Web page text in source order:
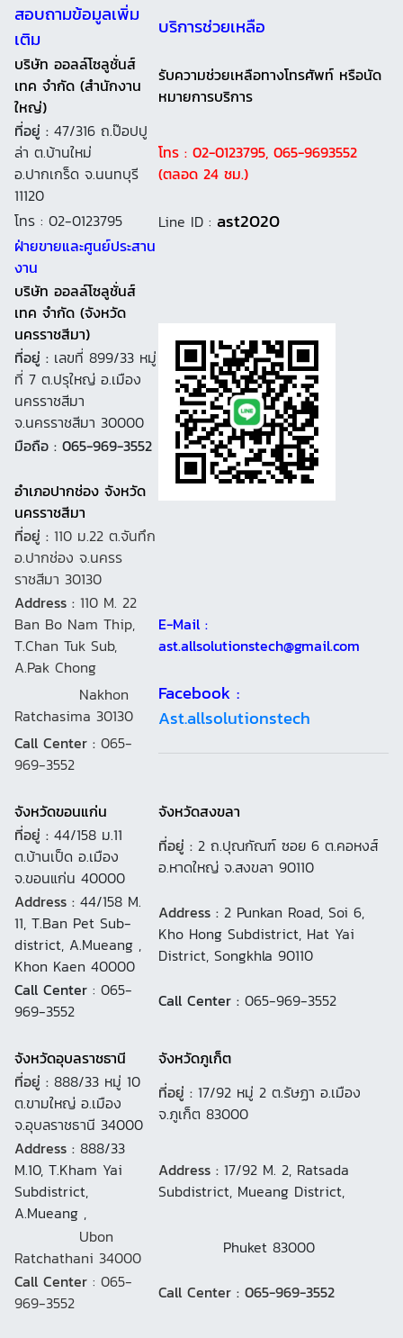
สอบถามข้อมูลเพิ่ม
เติม
บริการช่วยเหลือ
บริษัท ออลล์โซลูชั่นส์
เทค จำกัด (สำนักงาน
ใหญ่)
รับความช่วยเหลือทางโทรศัพท์ หรือนัด
หมายการบริการ
ที่อยู่ : 47/316 ถ.ป๊อปปู
ล่า ต.บ้านใหม่
อ.ปากเกร็ด จ.นนทบุรี
11120
โทร : 02-0123795, 065-9693552
(ตลอด 24 ชม.)
โทร : 02-0123795 Line ID : ast2020
ฝ่ายขายและศูนย์ประสาน
งาน
บริษัท ออลล์โซลูชั่นส์
เทค จำกัด (จังหวัด
นครราชสีมา)
ที่อยู่ : เลขที่ 899/33 หมู่
ที่ 7 ต.ปรุใหญ่ อ.เมือง
นครราชสีมา
จ.นครราชสีมา 30000
มือถือ : 065-969-3552
อำเภอปากช่อง จังหวัด
นครราชสีมา
ที่อยู่ : 110 ม.22 ต.จันทึก
อ.ปากช่อง จ.นครร
ราชสีมา 30130
Address : 110 M. 22
Ban Bo Nam Thip,
T.Chan Tuk Sub,
A.Pak Chong
E-Mail :
ast.allsolutionstech@gmail.com
Nakhon
Ratchasima 30130
Facebook :
Ast.allsolutionstech
Call Center : 065-
969-3552
จังหวัดขอนแก่น
จังหวัดสงขลา
ที่อยู่ : 44/158 ม.11
ต.บ้านเป็ด อ.เมือง
จ.ขอนแก่น 40000
ที่อยู่ : 2 ถ.ปุณกัณฑ์ ซอย 6 ต.คอหงส์
อ.หาดใหญ่ จ.สงขลา 90110
Address : 44/158 M.
11, T.Ban Pet Sub-
district, A.Mueang ,
Khon Kaen 40000
Address : 2 Punkan Road, Soi 6,
Kho Hong Subdistrict, Hat Yai
District, Songkhla 90110
Call Center : 065-
969-3552
Call Center : 065-969-3552
จังหวัดอุบลราชธานี
จังหวัดภูเก็ต
ที่อยู่ : 888/33 หมู่ 10
ต.ขามใหญ่ อ.เมือง
จ.อุบลราชธานี 34000
ที่อยู่ : 17/92 หมู่ 2 ต.รัษฏา อ.เมือง
จ.ภูเก็ต 83000
Address : 888/33
M.10, T.Kham Yai
Subdistrict,
A.Mueang ,
Address : 17/92 M. 2, Ratsada
Subdistrict, Mueang District,
Ubon
Ratchathani 34000
Phuket 83000
Call Center : 065-
969-3552
Call Center : 065-969-3552